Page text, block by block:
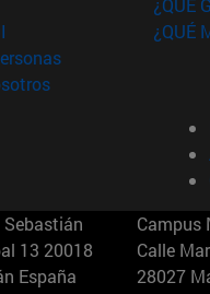
(abre en nueva ventana)
(abre en nueva
(abre en nueva
¿QUÉ
¿QUÉ
13 20018
España
Campus
Calle
28027